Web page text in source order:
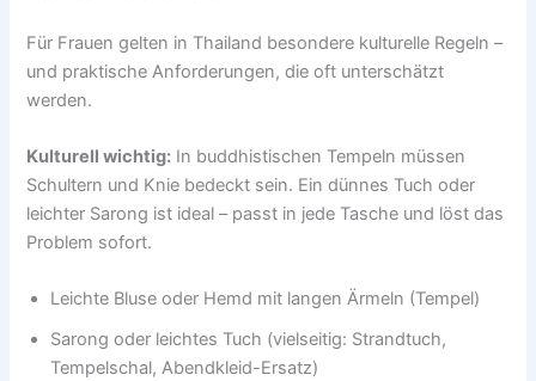
Für Frauen gelten in Thailand besondere kulturelle Regeln –
und praktische Anforderungen, die oft unterschätzt
werden.
Kulturell wichtig: In buddhistischen Tempeln müssen
Schultern und Knie bedeckt sein. Ein dünnes Tuch oder
leichter Sarong ist ideal – passt in jede Tasche und löst das
Problem sofort.
Leichte Bluse oder Hemd mit langen Ärmeln (Tempel)
Sarong oder leichtes Tuch (vielseitig: Strandtuch,
Tempelschal, Abendkleid-Ersatz)